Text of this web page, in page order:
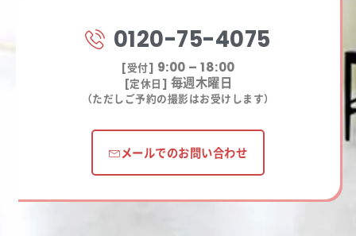
0120-75-4075
[受付] 9:00 – 18:00
[定休日] 毎週木曜日
（ただしご予約の撮影はお受けします）
メールでのお問い合わせ